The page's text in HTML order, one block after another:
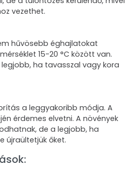
vezethet.
hűvösebb éghajlatokat
15-20 °C között van.
ha tavasszal vagy kora
a leggyakoribb módja. A
érdemes elvetni. A növények
de a legjobb, ha
újraültetjük őket.